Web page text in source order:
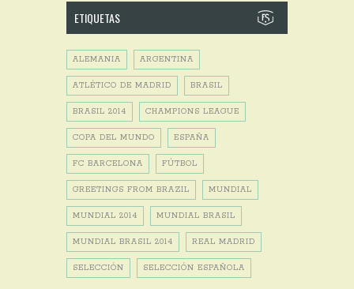
ETIQUETAS
ALEMANIA ARGENTINA
ATLÉTICO DE MADRID BRASIL
BRASIL 2014 CHAMPIONS LEAGUE
COPA DEL MUNDO ESPAÑA
FC BARCELONA FÚTBOL
GREETINGS FROM BRAZIL MUNDIAL
MUNDIAL 2014 MUNDIAL BRASIL
MUNDIAL BRASIL 2014 REAL MADRID
SELECCIÓN SELECCIÓN ESPAÑOLA